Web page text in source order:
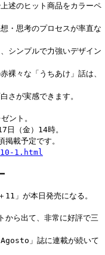
述のヒット商品をカラーペ
・思考のプロセスが率直な
シンプルで力強いデザイン
裸々な「うちあけ」話は、
さが実感できます。
ント。
日（金）14時。
載予定です。
1.html
」が本日発売になる。
から出て、非常に好評で三
Agosto」誌に連載が続いて